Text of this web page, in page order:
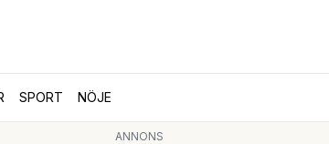
SPORT NÖJE
ANNONS